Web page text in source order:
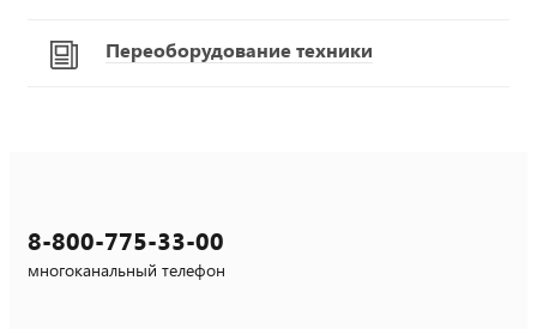
Переоборудование техники
8-800-775-33-00
многоканальный телефон